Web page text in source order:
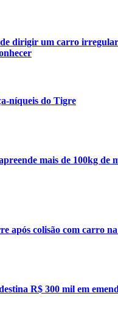
de dirigir um carro
níqueis do Tigre
mais de 100kg de
após colisão com carro
R$ 300 mil em